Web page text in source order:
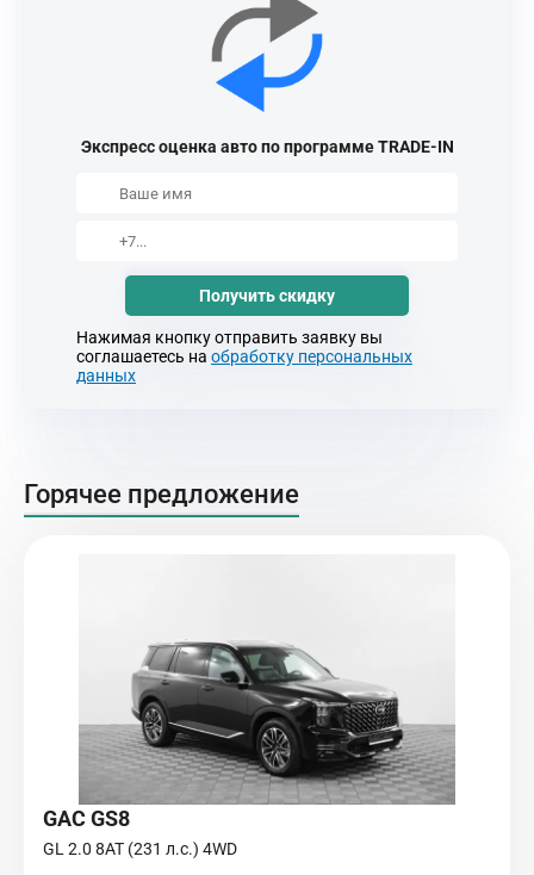
Экспресс оценка авто по программе TRADE-IN
Получить скидку
Нажимая кнопку отправить заявку вы
соглашаетесь на обработку персональных
данных
Горячее предложение
GAC GS8
GL 2.0 8AT (231 л.с.) 4WD